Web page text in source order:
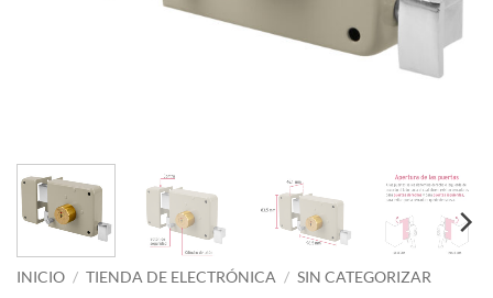
INICIO / TIENDA DE ELECTRÓNICA / SIN CATEGORIZAR